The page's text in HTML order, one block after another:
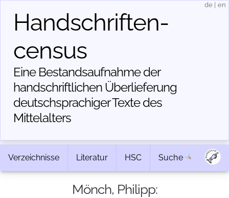
Handschriften­
census
Eine Bestandsaufnahme der
handschriftlichen Über­lieferung
deutschsprachiger Texte des
Mittelalters
de en
Verzeichnisse Literatur HSC Suche
Mönch, Philipp: